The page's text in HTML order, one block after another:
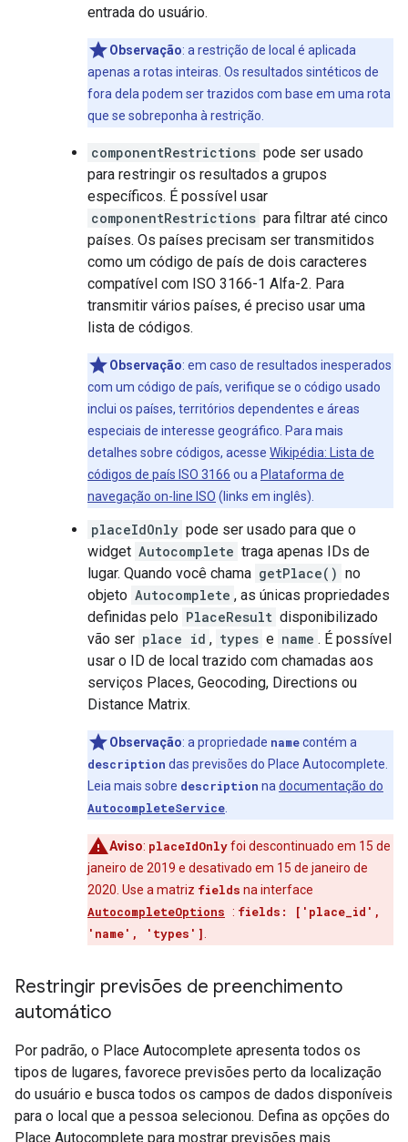
entrada do usuário.
Observação: a restrição de local é aplicada
apenas a rotas inteiras. Os resultados sintéticos de
fora dela podem ser trazidos com base em uma rota
que se sobreponha à restrição.
componentRestrictions pode ser usado
para restringir os resultados a grupos
específicos. É possível usar
componentRestrictions para filtrar até cinco
países. Os países precisam ser transmitidos
como um código de país de dois caracteres
compatível com ISO 3166-1 Alfa-2. Para
transmitir vários países, é preciso usar uma
lista de códigos.
Observação: em caso de resultados inesperados
com um código de país, verifique se o código usado
inclui os países, territórios dependentes e áreas
especiais de interesse geográfico. Para mais
detalhes sobre códigos, acesse Wikipédia: Lista de
códigos de país ISO 3166 ou a Plataforma de
navegação on-line ISO (links em inglês).
placeIdOnly pode ser usado para que o
widget Autocomplete traga apenas IDs de
lugar. Quando você chama getPlace() no
objeto Autocomplete , as únicas propriedades
definidas pelo PlaceResult disponibilizado
vão ser place id , types e name . É possível
usar o ID de local trazido com chamadas aos
serviços Places, Geocoding, Directions ou
Distance Matrix.
Observação: a propriedade namecontém a
description das previsões do Place Autocomplete.
Leia mais sobre description na documentação do
AutocompleteService
Aviso: placeIdOnlyfoi descontinuado em 15 de
janeiro de 2019 e desativado em 15 de janeiro de
2020. Use a matriz fields na interface
AutocompleteOptions : fields: ['place_id',
'name', 'types']
Restringir previsões de preenchimento
automático
Por padrão, o Place Autocomplete apresenta todos os
tipos de lugares, favorece previsões perto da localização
do usuário e busca todos os campos de dados disponíveis
para o local que a pessoa selecionou. Defina as opções do
Place Autocomplete para mostrar previsões mais